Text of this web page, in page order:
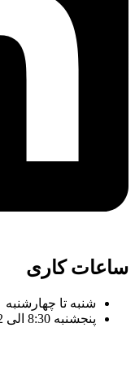
ساعات کاری
شنبه تا چهارشنبه 8:30 الی 17
پنجشنبه 8:30 الی 12